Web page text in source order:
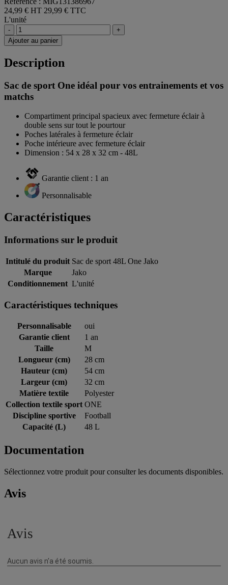
24,99 € HT 29,99 € TTC
L'unité
-
+
Ajouter au panier
Description
Sac de sport One idéal pour vos entrainements et vos
matchs
Compartiment principal spacieux avec fermeture éclair à
double sens sur tout le pourtour
Poches latérales à fermeture éclair
Poche intérieure avec fermeture éclair
Dimension : 54 x 28 x 32 cm - 48L
Garantie client : 1 an
Personnalisable
Caractéristiques
Informations sur le produit
Intitulé du produit Sac de sport 48L One Jako
Marque
Jako
Conditionnement L'unité
Caractéristiques techniques
Personnalisable
oui
Garantie client
1 an
Taille
M
Longueur (cm)
28 cm
Hauteur (cm)
54 cm
Largeur (cm)
32 cm
Matière textile
Polyester
Collection textile sport ONE
Discipline sportive
Football
Capacité (L)
48 L
Documentation
Sélectionnez votre produit pour consulter les documents disponibles.
Avis